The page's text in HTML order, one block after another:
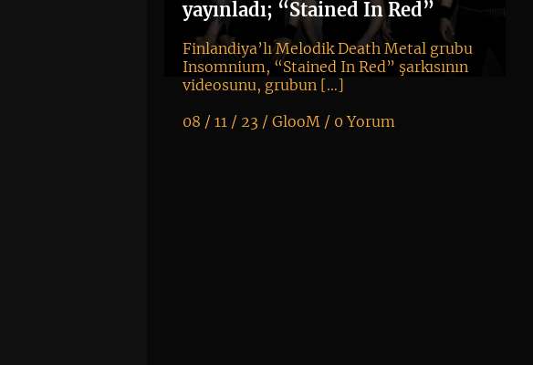
yayınladı; “Stained In Red”
Finlandiya’lı Melodik Death Metal grubu
Insomnium, “Stained In Red” şarkısının
videosunu, grubun […]
08 / 11 / 23 /GlooM / 0 Yorum